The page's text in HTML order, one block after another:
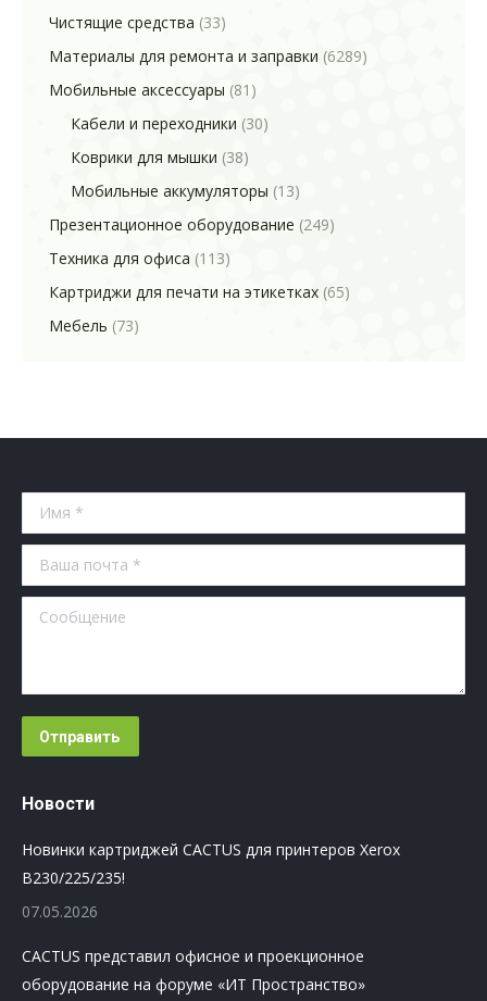
Чистящие средства (33)
Материалы для ремонта и заправки (6289)
Мобильные аксессуары (81)
Кабели и переходники (30)
Коврики для мышки (38)
Мобильные аккумуляторы (13)
Презентационное оборудование (249)
Техника для офиса (113)
Картриджи для печати на этикетках (65)
Мебель (73)
Имя *
Ваша почта *
Сообщение
Отправить
Новости
Новинки картриджей CACTUS для принтеров Xerox
B230/225/235!
07.05.2026
CACTUS представил офисное и проекционное
оборудование на форуме «ИТ Пространство»